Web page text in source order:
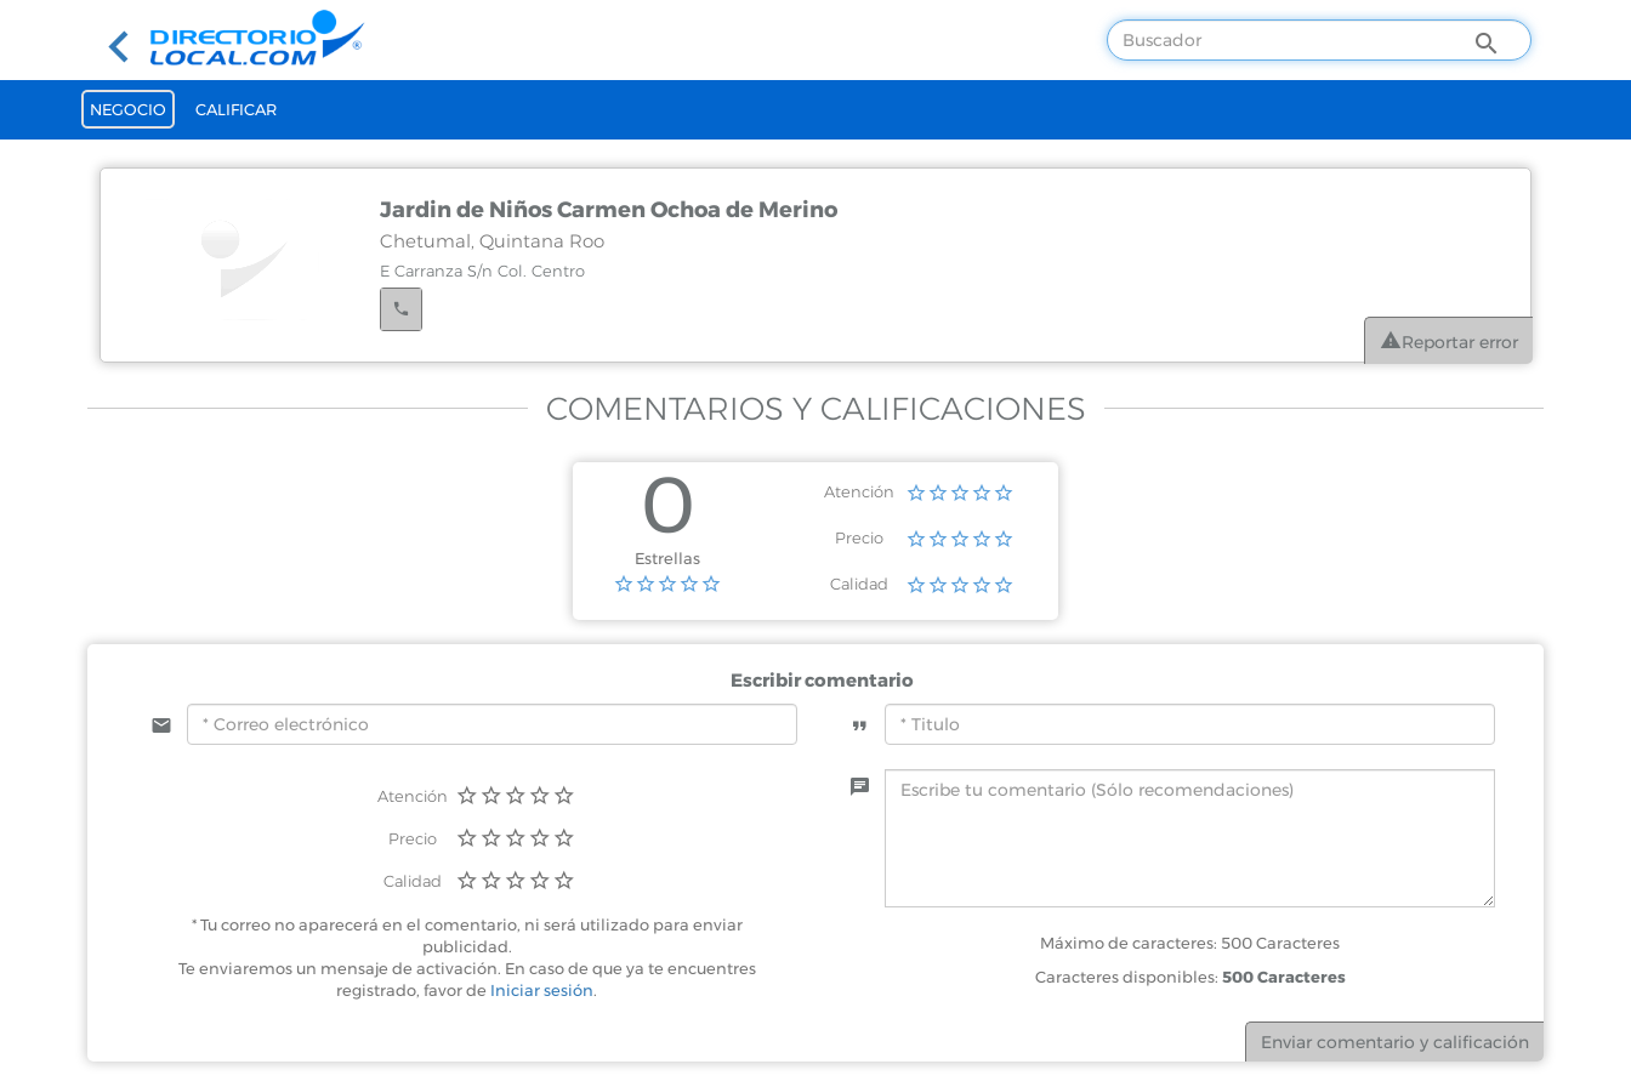
NEGOCIO CALIFICAR
Jardin de Niños Carmen Ochoa de Merino
Chetumal, Quintana Roo
E Carranza S/n Col. Centro
Reportar error
COMENTARIOS Y CALIFICACIONES
0
Estrellas
Atención
Precio
Calidad
Escribir comentario
Atención
Precio
Calidad
* Tu correo no aparecerá en el comentario, ni será utilizado para enviar
publicidad.
Te enviaremos un mensaje de activación. En caso de que ya te encuentres
registrado, favor de Iniciar sesión.
Máximo de caracteres: 500 Caracteres
Caracteres disponibles: 500 Caracteres